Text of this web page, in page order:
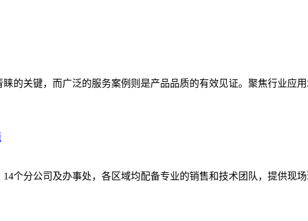
的关键，而广泛的服务案例则是产品品质的有效见证。聚焦行业应
个分公司及办事处，各区域均配备专业的销售和技术团队，提供现